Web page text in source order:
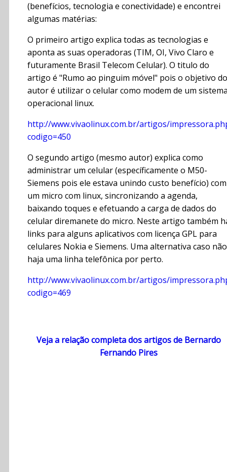
(benefícios, tecnologia e conectividade) e encontrei
algumas matérias:
O primeiro artigo explica todas as tecnologias e
aponta as suas operadoras (TIM, OI, Vivo Claro e
futuramente Brasil Telecom Celular). O titulo do
artigo é "Rumo ao pinguim móvel" pois o objetivo do
autor é utilizar o celular como modem de um
operacional linux.
http://www.vivaolinux.com.br/artigos/
codigo=450
O segundo artigo (mesmo autor) explica como
administrar um celular (específicamente o M50-
Siemens pois ele estava unindo custo benefício) com
um micro com linux, sincronizando a agenda,
baixando toques e efetuando a carga de dados do
celular diremanete do micro. Neste artigo também
links para alguns aplicativos com licença GPL para
celulares Nokia e Siemens. Uma alternativa caso não
haja uma linha telefônica por perto.
http://www.vivaolinux.com.br/artigos/
codigo=469
Veja a relação completa dos artigos de Bernardo
Fernando Pires